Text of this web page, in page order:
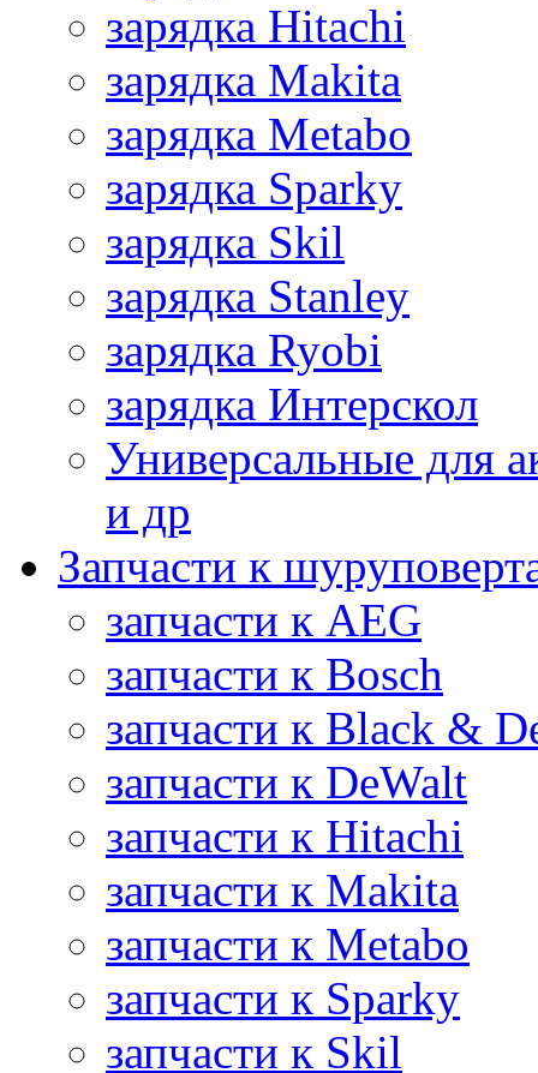
зарядка Hitachi
зарядка Makita
зарядка Metabo
зарядка Sparky
зарядка Skil
зарядка Stanley
зарядка Ryobi
зарядка Интерскол
Универсальные для
и др
Запчасти к
запчасти к AEG
запчасти к Bosch
запчасти к Black &
запчасти к DeWalt
запчасти к Hitachi
запчасти к Makita
запчасти к Metabo
запчасти к Sparky
запчасти к Skil